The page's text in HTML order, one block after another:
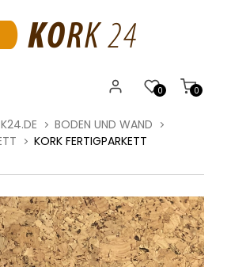
0
0
BODEN UND WAND
KORK FERTIGPARKETT